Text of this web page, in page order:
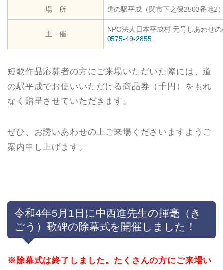
場 所 道の駅平成（関市下之保2503番地2
主 催
NPO法人日本平成村 元号しあわせ
0575-49-2855
短歌作品応募者の方にご来場いただいた際には、道
の駅平成でお使いいただける商品券（千円）をもれ
なく贈呈させていただきます。
ぜひ、お誘いあわせの上ご来場くださいますようご
案内申し上げます。
令和4年5月1日に中西進先生の揮毫（き
ごう）歌碑の除幕式を開催しました！
※除幕式は終了しました。たくさんの方にご来場い